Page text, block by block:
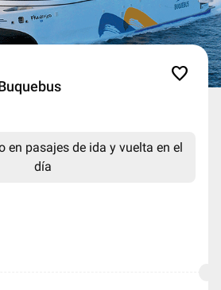
favorite
en pasajes de ida y vuelta en el
día